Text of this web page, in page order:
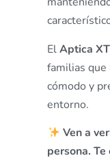
ElAptica
familias que
cómodo y
entorno.
Ven a
persona.